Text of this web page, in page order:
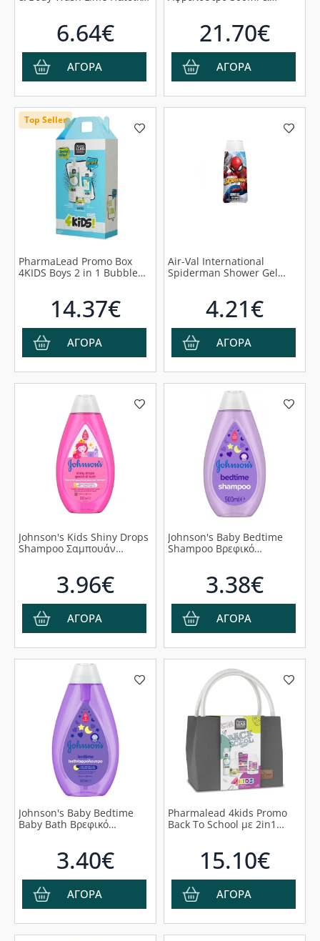
Μοσχολέμονο, 150ml
6.64€
ΑΓΟΡΑ
21.70€
ΑΓΟΡΑ
Top Seller
PharmaLead Promo Box
4KIDS Boys 2 in 1 Bubble
Cool Styling Gel, 150ml &
Hurry Up Αποσμητικό Roll-
On, 50ml
14.37€
ΑΓΟΡΑ
Air-Val International
Spiderman Shower Gel
4.21€
ΑΓΟΡΑ
Johnson's Kids Shiny Drops
Shampoo Σαμπουάν
3.96€
ΑΓΟΡΑ
Johnson's Baby Bedtime
Shampoo Βρεφικό
3.38€
ΑΓΟΡΑ
Johnson's Baby Bedtime
Baby Bath Βρεφικό
3.40€
ΑΓΟΡΑ
Pharmalead 4kids Promo
Back To School με 2in1
Up Roll On Αποσμητικό,
50ml & Multivitamin
Complex, 60gummies
15.10€
ΑΓΟΡΑ